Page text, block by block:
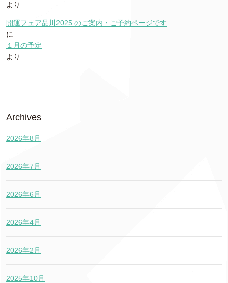
より
開運フェア品川2025 のご案内・ご予約ページです
に
１月の予定
より
Archives
2026年8月
2026年7月
2026年6月
2026年4月
2026年2月
2025年10月